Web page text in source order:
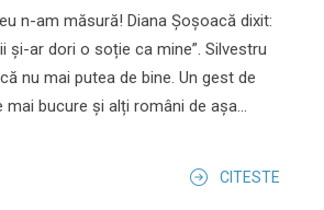
n-am măsură! Diana Șoșoacă dixit:
și-ar dori o soție ca mine”. Silvestru
nu mai putea de bine. Un gest de
mai bucure și alți români de așa...
CITESTE